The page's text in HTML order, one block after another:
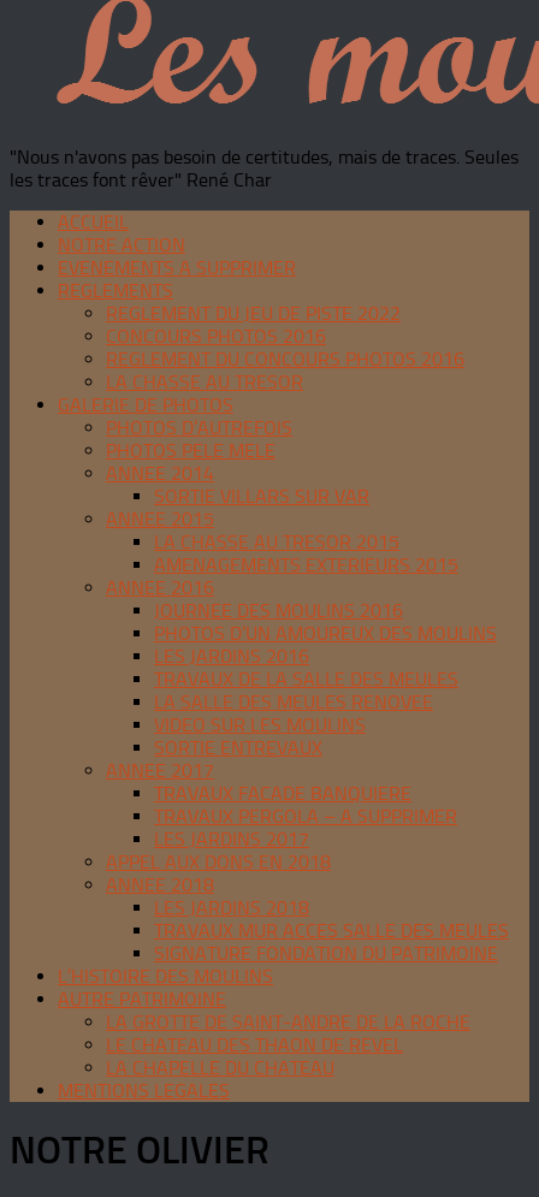
"Nous n'avons pas besoin de certitudes, mais de traces. Seules
les traces font rêver" René Char
ACCUEIL
NOTRE ACTION
EVENEMENTS A SUPPRIMER
REGLEMENTS
REGLEMENT DU JEU DE PISTE 2022
CONCOURS PHOTOS 2016
REGLEMENT DU CONCOURS PHOTOS 2016
LA CHASSE AU TRESOR
GALERIE DE PHOTOS
PHOTOS D’AUTREFOIS
PHOTOS PELE MELE
ANNEE 2014
SORTIE VILLARS SUR VAR
ANNEE 2015
LA CHASSE AU TRESOR 2015
AMENAGEMENTS EXTERIEURS 2015
ANNEE 2016
JOURNEE DES MOULINS 2016
PHOTOS D’UN AMOUREUX DES MOULINS
LES JARDINS 2016
TRAVAUX DE LA SALLE DES MEULES
LA SALLE DES MEULES RENOVEE
VIDEO SUR LES MOULINS
SORTIE ENTREVAUX
ANNEE 2017
TRAVAUX FACADE BANQUIERE
TRAVAUX PERGOLA – A SUPPRIMER
LES JARDINS 2017
APPEL AUX DONS EN 2018
ANNEE 2018
LES JARDINS 2018
TRAVAUX MUR ACCES SALLE DES MEULES
SIGNATURE FONDATION DU PATRIMOINE
L’HISTOIRE DES MOULINS
AUTRE PATRIMOINE
LA GROTTE DE SAINT-ANDRE DE LA ROCHE
LE CHATEAU DES THAON DE REVEL
LA CHAPELLE DU CHATEAU
MENTIONS LEGALES
NOTRE OLIVIER